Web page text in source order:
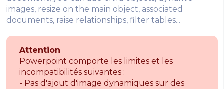
images, resize on the main object, associated
documents, raise relationships, filter tables...
Attention
Powerpoint comporte les limites et les
incompatibilités suivantes :
- Pas d'ajout d'image dynamiques sur des